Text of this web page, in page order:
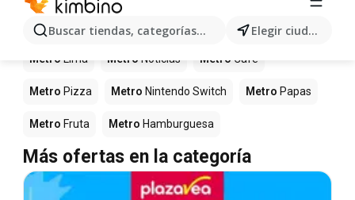
Buscar tiendas, categorías, productos... Elegir ciudad
término.
Más productos en tiendas Metro
Metro Lima Metro Noticias Metro Café
Metro Pizza Metro Nintendo Switch Metro Papas
Metro Fruta Metro Hamburguesa
Más ofertas en la categoría